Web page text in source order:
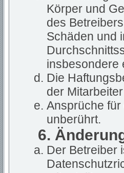
Körper und
des
Schäden und
insbesondere
Die
der
Ansprüche
unberührt.
6.
Der Betreiber